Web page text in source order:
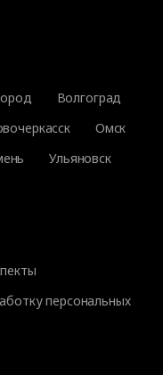
Волгоград
Омск
Ульяновск
персональных